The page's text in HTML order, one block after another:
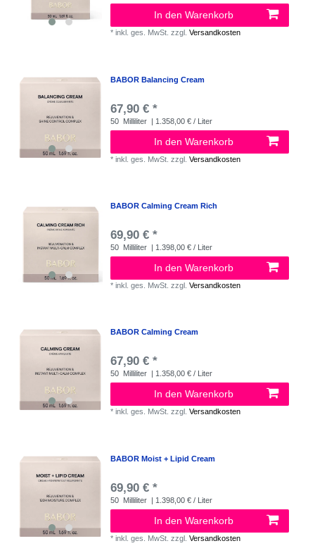
In den Warenkorb
*inkl. ges. MwSt. zzgl.Versandkosten
BABOR Balancing Cream
67,90 € *
50 Milliliter | 1.358,00 € / Liter
In den Warenkorb
*inkl. ges. MwSt. zzgl.Versandkosten
BABOR Calming Cream Rich
69,90 € *
50 Milliliter | 1.398,00 € / Liter
In den Warenkorb
*inkl. ges. MwSt. zzgl.Versandkosten
BABOR Calming Cream
67,90 € *
50 Milliliter | 1.358,00 € / Liter
In den Warenkorb
*inkl. ges. MwSt. zzgl.Versandkosten
BABOR Moist + Lipid Cream
69,90 € *
50 Milliliter | 1.398,00 € / Liter
In den Warenkorb
*inkl. ges. MwSt. zzgl.Versandkosten